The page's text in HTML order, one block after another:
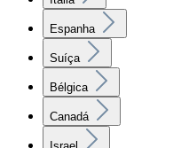
Espanha
Suíça
Bélgica
Canadá